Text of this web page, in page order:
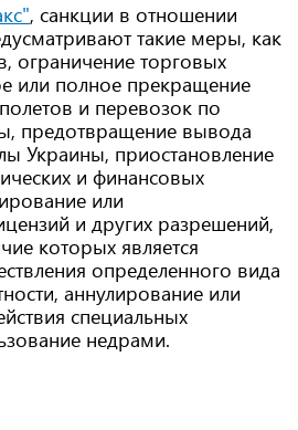
, санкции в отношении
такие меры, как
ограничение торговых
или полное прекращение
и перевозок по
предотвращение вывода
Украины, приостановление
и финансовых
или
и других разрешений,
которых является
определенного вида
аннулирование или
специальных
недрами.